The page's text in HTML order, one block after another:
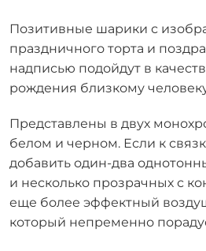
Позитивные шарики с
праздничного торта и
надписью подойдут в
рождения близкому
Представлены в двух
белом и черном. Если к
добавить один-два
и несколько прозрачных с
еще более эффектный
который непременно